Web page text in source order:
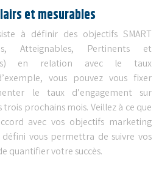
et mesurables
à définir des objectifs SMART
Atteignables, Pertinents et
en relation avec le taux
vous pouvez vous fixer
le taux d’engagement sur
trois prochains mois. Veillez à ce que
avec vos objectifs marketing
vous permettra de suivre vos
quantifier votre succès.